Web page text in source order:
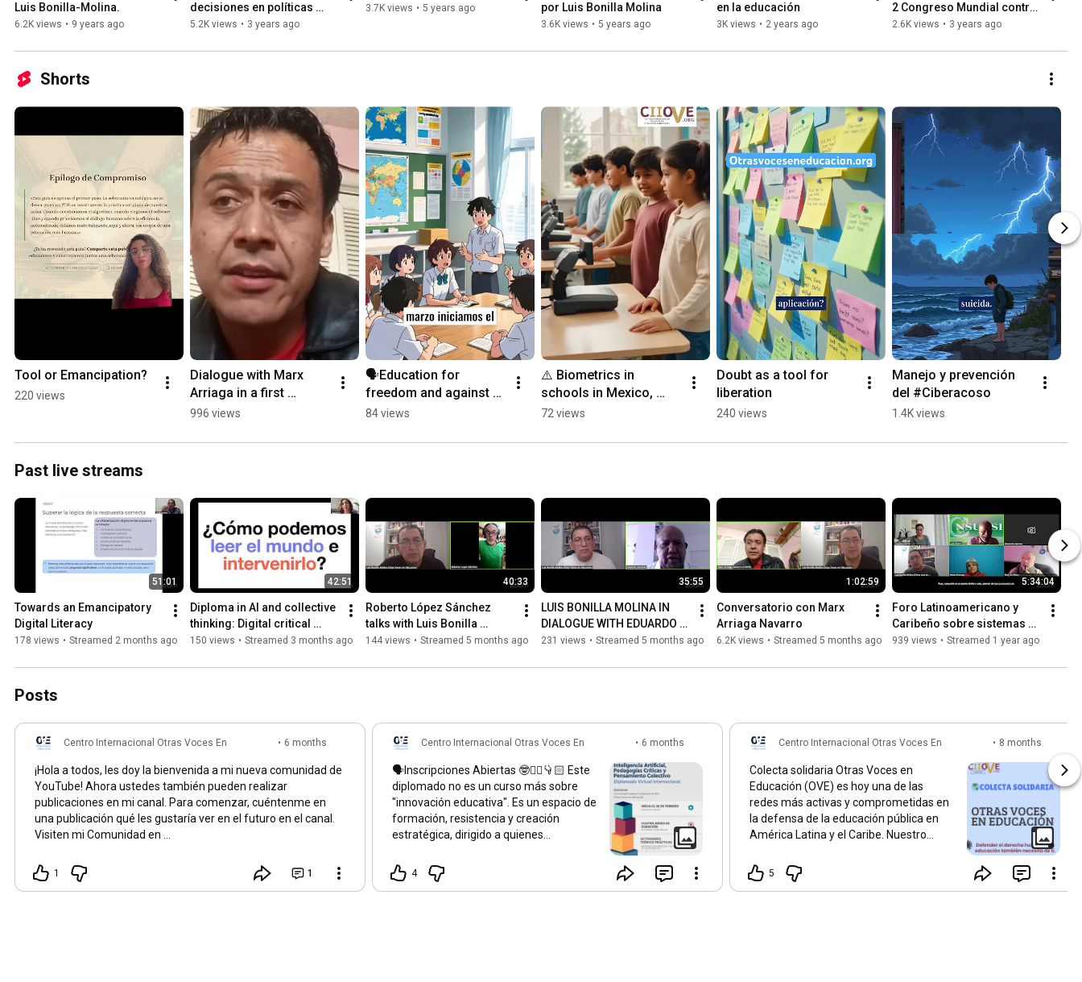
Luis Bonilla-Molina.
6.2K views • 9 years ago
decisiones en políticas
educativas?
5.2K views • 3 years ago
3.7K views • 5 years ago
por Luis Bonilla Molina
3.6K views • 5 years ago
en la educación
3K views • 2 years ago
2 Congreso Mundial contra
el Neoliberalismo Educativo
2.6K views • 3 years ago
Shorts
Tool or Emancipation?
220 views
Dialogue with Marx
Arriaga in a first
assessment of the new
996 views
🗣️Education for
freedom and against
automation
84 views
⚠️ Biometrics in
schools in Mexico,
Brazil, and Argentina is
72 views
Doubt as a tool for
liberation
240 views
Manejo y prevención
del #Ciberacoso
1.4K views
Past live streams
51:01
Towards an Emancipatory
Digital Literacy
178 views • Streamed 2 months ago
42:51
Diploma in AI and collective
thinking: Digital critical
literacy
150 views • Streamed 3 months ago
40:33
Roberto López Sánchez
talks with Luis Bonilla
Molina
144 views • Streamed 5 months ago
35:55
LUIS BONILLA MOLINA IN
DIALOGUE WITH EDUARDO
SANCHEZ
231 views • Streamed 5 months ago
1:02:59
Conversatorio con Marx
Arriaga Navarro
6.2K views • Streamed 5 months ago
5:34:04
Foro Latinoamericano y
Caribeño sobre sistemas de
Jubilaciones, Pensiones y
939 views • Streamed 1 year ago
Posts
Centro Internacional Otras Voces En
• 6 months
¡Hola a todos, les doy la bienvenida a mi nueva comunidad de
YouTube! Ahora ustedes también pueden realizar
publicaciones en mi canal. Para comenzar, cuéntenme en
una publicación qué les gustaría ver en el futuro en el canal.
Visiten mi Comunidad en
1 1
Centro Internacional Otras Voces En
• 6 months
🗣️Inscripciones Abiertas 🤓✍🏻👇🏻 Este
diplomado no es un curso más sobre
"innovación educativa". Es un espacio de
formación, resistencia y creación
estratégica, dirigido a quienes
educación es hoy, también, una batalla
por la soberanía cognitiva, por el
4
Centro Internacional Otras Voces En
• 8 months
Colecta solidaria Otras Voces en
Educación (OVE) es hoy una de las
redes más activas y comprometidas en
la defensa de la educación pública en
América Latina y el Caribe. Nuestro
organización: lo construye una gran
articulación internacional de docentes,
5